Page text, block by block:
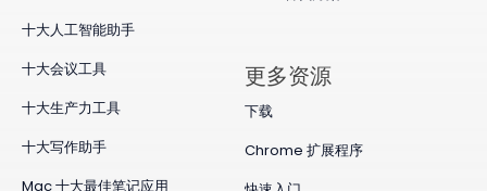
十大人工智能助手
十大会议工具
十大生产力工具
十大写作助手
Mac 十大最佳笔记应用
更多资源
下载
Chrome 扩展程序